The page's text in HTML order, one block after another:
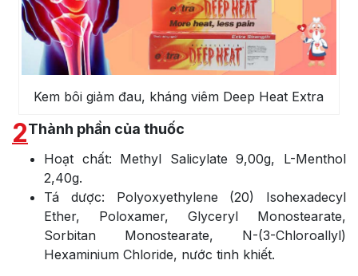
Kem bôi giảm đau, kháng viêm Deep Heat Extra
2Thành phần của thuốc
Hoạt chất: Methyl Salicylate 9,00g, L-Menthol
2,40g.
Tá dược: Polyoxyethylene (20) Isohexadecyl
Ether, Poloxamer, Glyceryl Monostearate,
Sorbitan Monostearate, N-(3-Chloroallyl)
Hexaminium Chloride, nước tinh khiết.